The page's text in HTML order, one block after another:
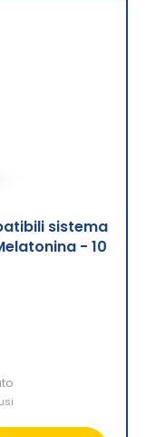
sistema
- 10